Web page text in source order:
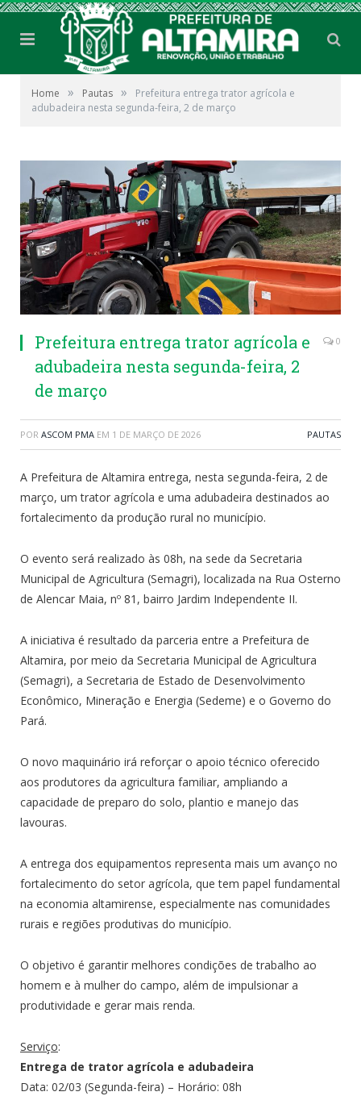
Home » Pautas »
Prefeitura entrega trator agrícola e
adubadeira nesta segunda-feira, 2 de março
Prefeitura entrega trator agrícola e
adubadeira nesta segunda-feira, 2
de março
0
POR ASCOM PMA EM 1 DE MARÇO DE 2026 PAUTAS
A Prefeitura de Altamira entrega, nesta segunda-feira, 2 de
março, um trator agrícola e uma adubadeira destinados ao
fortalecimento da produção rural no município.
O evento será realizado às 08h, na sede da Secretaria
Municipal de Agricultura (Semagri), localizada na Rua Osterno
de Alencar Maia, nº 81, bairro Jardim Independente II.
A iniciativa é resultado da parceria entre a Prefeitura de
Altamira, por meio da Secretaria Municipal de Agricultura
(Semagri), a Secretaria de Estado de Desenvolvimento
Econômico, Mineração e Energia (Sedeme) e o Governo do
Pará.
O novo maquinário irá reforçar o apoio técnico oferecido
aos produtores da agricultura familiar, ampliando a
capacidade de preparo do solo, plantio e manejo das
lavouras.
A entrega dos equipamentos representa mais um avanço no
fortalecimento do setor agrícola, que tem papel fundamental
na economia altamirense, especialmente nas comunidades
rurais e regiões produtivas do município.
O objetivo é garantir melhores condições de trabalho ao
homem e à mulher do campo, além de impulsionar a
produtividade e gerar mais renda.
Serviço:
Entrega de trator agrícola e adubadeira
Data: 02/03 (Segunda-feira) – Horário: 08h